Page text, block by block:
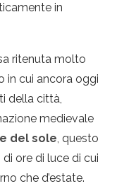
in
ritenuta molto
in cui ancora oggi
della città,
medievale
del sole, questo
ore di luce di cui
che d’estate.